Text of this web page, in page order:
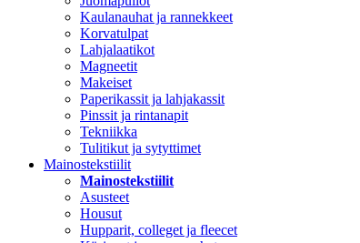
Kaulanauhat ja rannekkeet
Korvatulpat
Lahjalaatikot
Magneetit
Makeiset
Paperikassit ja lahjakassit
Pinssit ja rintanapit
Tekniikka
Tulitikut ja sytyttimet
Mainostekstiilit
Mainostekstiilit
Asusteet
Housut
Hupparit, colleget ja fleecet